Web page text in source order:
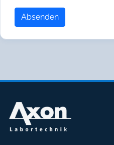
Absenden